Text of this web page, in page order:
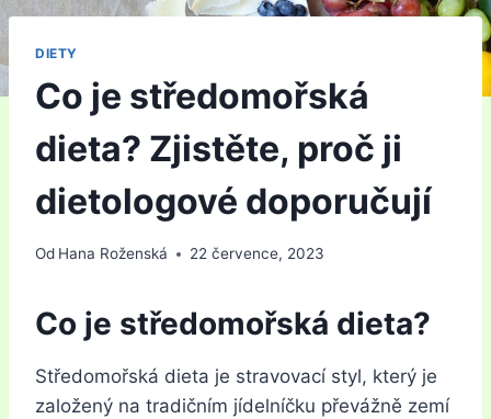
DIETY
Co je středomořská
dieta? Zjistěte, proč ji
dietologové doporučují
Od Hana Roženská 22 července, 2023
Co je středomořská dieta?
Středomořská dieta je stravovací styl, který je
založený na tradičním jídelníčku převážně zemí